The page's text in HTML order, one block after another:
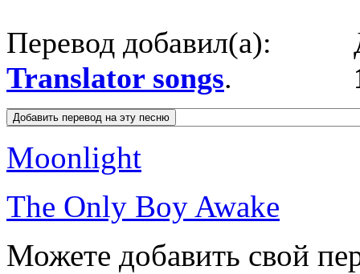
Перевод добавил(а):
Translator songs.
Moonlight
The Only Boy Awake
Можете добавить свой